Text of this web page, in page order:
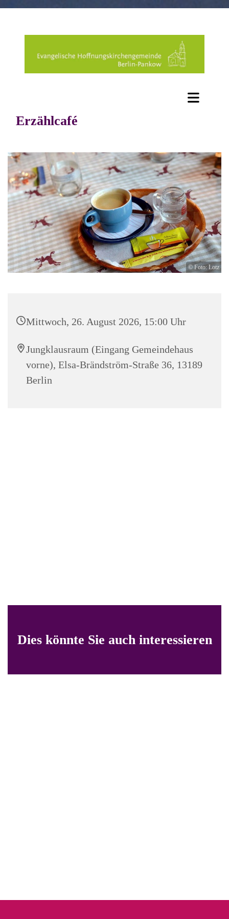
Erzählcafé
© Foto: Lotz
Mittwoch, 26. August 2026, 15:00 Uhr
Jungklausraum (Eingang Gemeindehaus
vorne), Elsa-Brändström-Straße 36, 13189
Berlin
Dies könnte Sie auch interessieren